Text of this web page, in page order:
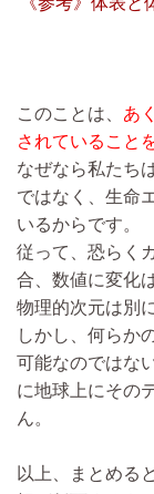
このことは、 あ
されていること
なぜなら私たち
ではなく、生命
いるからです。
従って、恐らく
合、数値に変化
物理的次元は別
しかし、何らか
可能なのではな
に地球上にその
ん。
以上、まとめる